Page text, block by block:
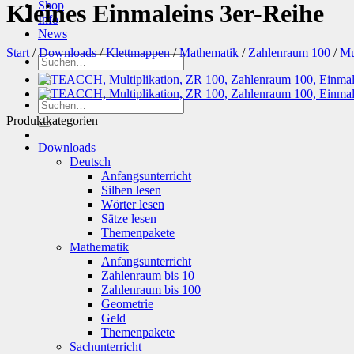
Shop
Info
News
Suchen
nach:
Suchen
nach:
Kleines Einmaleins 3er-Reihe
Start / Downloads / Klettmappen / Mathematik / Zahlenraum 100 /
Produktkategorien
Downloads
Deutsch
Anfangsunterricht
Silben lesen
Wörter lesen
Sätze lesen
Themenpakete
Mathematik
Anfangsunterricht
Zahlenraum bis 10
Zahlenraum bis 100
Geometrie
Geld
Themenpakete
Sachunterricht